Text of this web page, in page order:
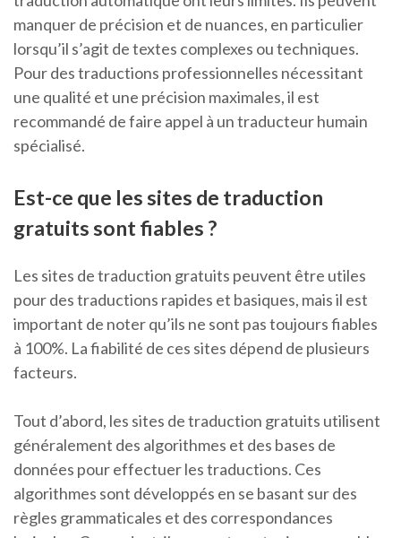
manquer de précision et de nuances, en particulier
lorsqu’il s’agit de textes complexes ou techniques.
Pour des traductions professionnelles nécessitant
une qualité et une précision maximales, il est
recommandé de faire appel à un traducteur humain
spécialisé.
Est-ce que les sites de traduction
gratuits sont fiables ?
Les sites de traduction gratuits peuvent être utiles
pour des traductions rapides et basiques, mais il est
important de noter qu’ils ne sont pas toujours fiables
à 100%. La fiabilité de ces sites dépend de plusieurs
facteurs.
Tout d’abord, les sites de traduction gratuits utilisent
généralement des algorithmes et des bases de
données pour effectuer les traductions. Ces
algorithmes sont développés en se basant sur des
règles grammaticales et des correspondances